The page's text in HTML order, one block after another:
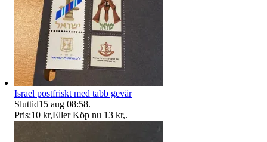
Israel postfriskt med tabb gevär
Sluttid15 aug 08:58.
Pris:10 kr,Eller Köp nu 13 kr,.